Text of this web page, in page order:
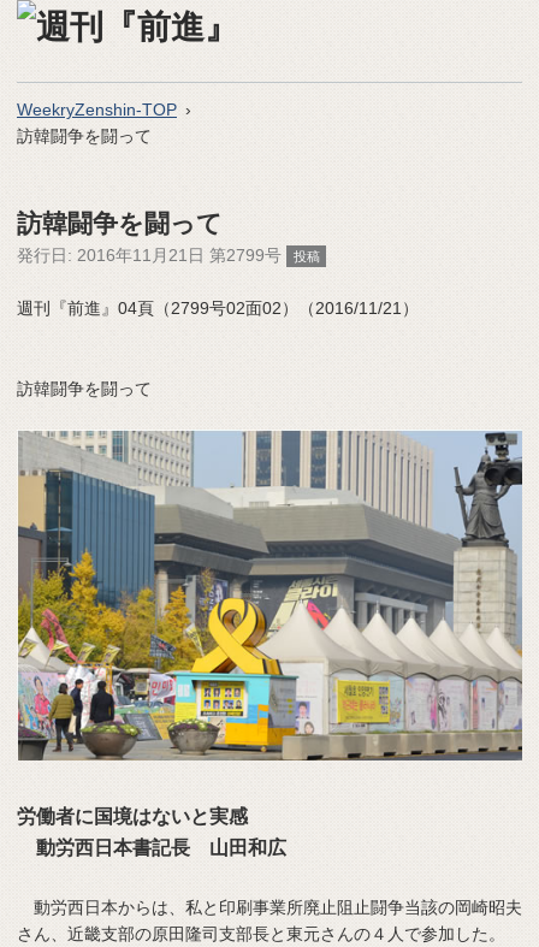
WeekryZenshin-TOP
訪韓闘争を闘って
訪韓闘争を闘って
発行日: 2016年11月21日 第2799号 投稿
週刊『前進』04頁（2799号02面02）（2016/11/21）
訪韓闘争を闘って
労働者に国境はないと実感
動労西日本書記長 山田和広
動労西日本からは、私と印刷事業所廃止阻止闘争当該の岡崎昭夫
さん、近畿支部の原田隆司支部長と東元さんの４人で参加した。